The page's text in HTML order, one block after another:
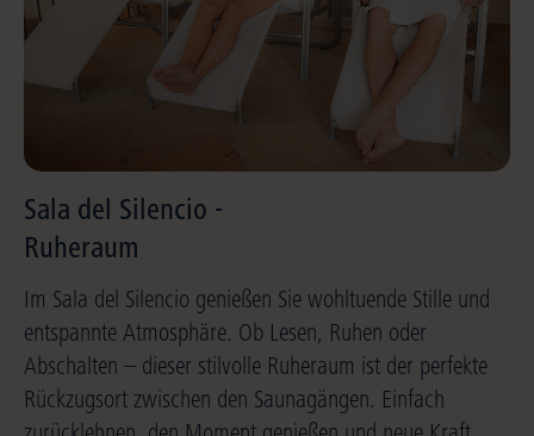
Sala del Silencio -
Ruheraum
Im Sala del Silencio genießen Sie wohltuende Stille und
entspannte Atmosphäre. Ob Lesen, Ruhen oder
Abschalten – dieser stilvolle Ruheraum ist der perfekte
Rückzugsort zwischen den Saunagängen. Einfach